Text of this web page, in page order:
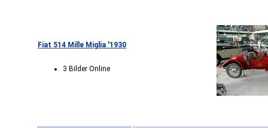
Fiat 514 Mille Miglia '1930
3 Bilder Online